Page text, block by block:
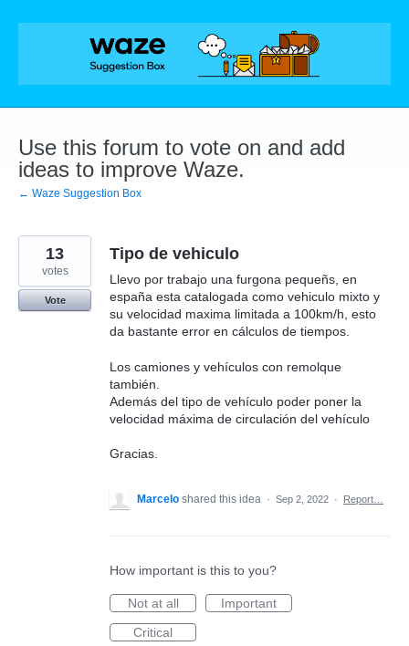
Skip
Use this forum to vote on and add
ideas to improve Waze.
← Waze Suggestion Box
Tipo de vehiculo
Llevo por trabajo una furgona pequeñs, en
españa esta catalogada como vehiculo mixto y
su velocidad maxima limitada a 100km/h, esto
da bastante error en cálculos de tiempos.
Los camiones y vehículos con remolque
también.
Además del tipo de vehículo poder poner la
velocidad máxima de circulación del vehículo
Gracias.
13
votes
Vote
Marcelo shared this idea · Sep 2, 2022 · Report…
How important is this to you?
Not at all
Important
Critical